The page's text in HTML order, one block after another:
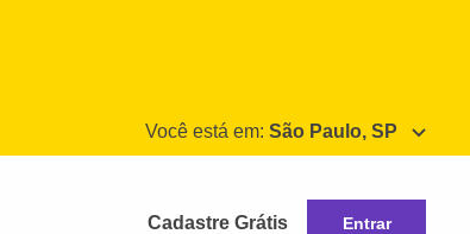
Você está em: São Paulo, SP
Cadastre Grátis Entrar